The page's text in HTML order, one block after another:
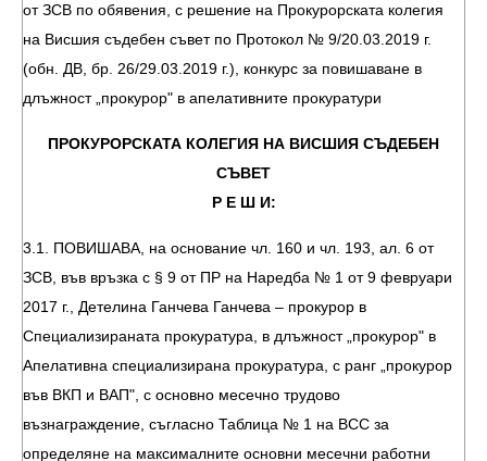
от ЗСВ по обявения, с решение на Прокурорската колегия
на Висшия съдебен съвет по Протокол № 9/20.03.2019 г.
(обн. ДВ, бр. 26/29.03.2019 г.), конкурс за повишаване в
длъжност „прокурор" в апелативните прокуратури
ПРОКУРОРСКАТА КОЛЕГИЯ НА ВИСШИЯ СЪДЕБЕН
СЪВЕТ
Р Е Ш И:
3.1. ПОВИШАВА, на основание чл. 160 и чл. 193, ал. 6 от
ЗСВ, във връзка с § 9 от ПР на Наредба № 1 от 9 февруари
2017 г., Детелина Ганчева Ганчева – прокурор в
Специализираната прокуратура, в длъжност „прокурор" в
Апелативна специализирана прокуратура, с ранг „прокурор
във ВКП и ВАП", с основно месечно трудово
възнаграждение, съгласно Таблица № 1 на ВСС за
определяне на максималните основни месечни работни